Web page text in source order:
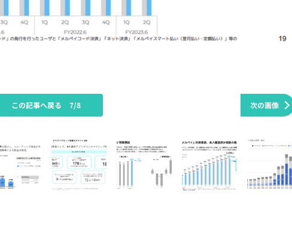
次の画像
この記事へ戻る 7/8